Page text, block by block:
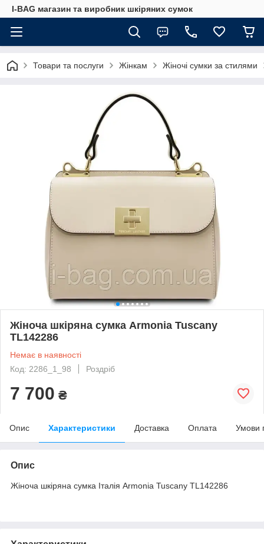
I-BAG магазин та виробник шкіряних сумок
Товари та послуги Жінкам Жіночі сумки за стилями
Жіноча шкіряна сумка Armonia Tuscany
TL142286
Немає в наявності
Код: 2286_1_98
Роздріб
7 700 ₴
Опис Характеристики Доставка Оплата Умови
Опис
Жіноча шкіряна сумка Італія Armonia Tuscany TL142286